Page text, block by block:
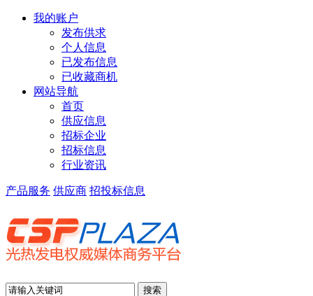
我的账户
发布供求
个人信息
已发布信息
已收藏商机
网站导航
首页
供应信息
招标企业
招标信息
行业资讯
产品服务 供应商 招投标信息